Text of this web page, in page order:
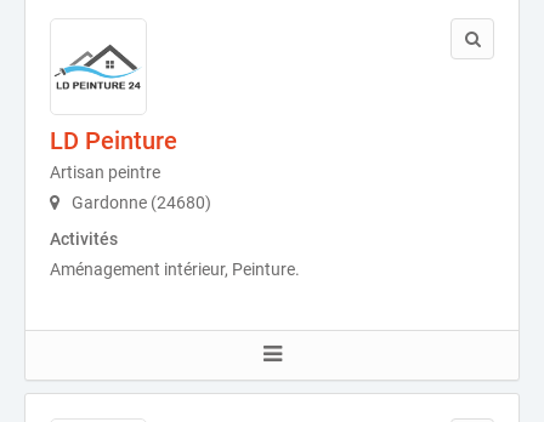
LD Peinture
Artisan peintre
Gardonne (24680)
Activités
Aménagement intérieur, Peinture.